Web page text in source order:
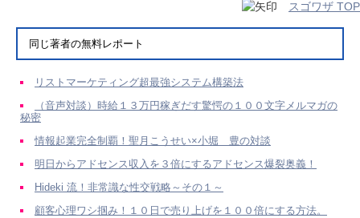
スゴワザ TOP
同じ著者の無料レポート
リストマーケティング超最強システム構築法
（音声対談）時給１３万円稼ぎだす驚愕の１００文字メルマガの
秘密
情報起業完全制覇！聖月こうせい×小堀 豊の対談
明日からアドセンス収入を３倍にするアドセンス爆裂奥義！
Hideki 流！非常識な性交戦略～その１～
顧客心理ワシ掴み！１０日で売り上げを１００倍にする方法。